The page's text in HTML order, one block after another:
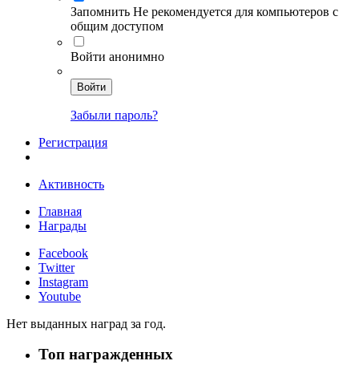
Запомнить Не рекомендуется для компьютеров с
общим доступом
Войти анонимно
Войти
Забыли пароль?
Регистрация
Активность
Главная
Награды
Facebook
Twitter
Instagram
Youtube
Нет выданных наград за год.
Топ награжденных